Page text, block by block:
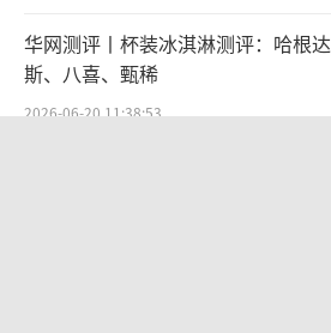
华网测评丨杯装冰淇淋测评：哈根达
斯、八喜、甄稀
2026-06-20 11:38:53